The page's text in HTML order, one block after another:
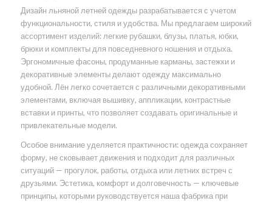
Дизайн льняной летней одежды разрабатывается с учетом
функциональности, стиля и удобства. Мы предлагаем широкий
ассортимент изделий: легкие рубашки, блузы, платья, юбки,
брюки и комплекты для повседневного ношения и отдыха.
Эргономичные фасоны, продуманные карманы, застежки и
декоративные элементы делают одежду максимально
удобной. Лён легко сочетается с различными декоративными
элементами, включая вышивку, аппликации, контрастные
вставки и принты, что позволяет создавать оригинальные и
привлекательные модели.
Особое внимание уделяется практичности: одежда сохраняет
форму, не сковывает движения и подходит для различных
ситуаций — прогулок, работы, отдыха или летних встреч с
друзьями. Эстетика, комфорт и долговечность — ключевые
принципы, которыми руководствуется наша фабрика при